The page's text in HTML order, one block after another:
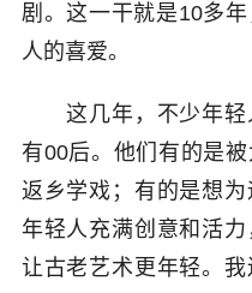
剧。这一干就是10多
人的喜爱。
这几年，不少年轻
有00后。他们有的是
返乡学戏；有的是想为
年轻人充满创意和活力
让古老艺术更年轻。